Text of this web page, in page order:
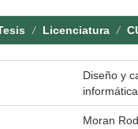
Licenciatura
Diseño y
Moran